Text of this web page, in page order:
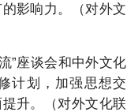
影响力。（对外文
”座谈会和中外文化
计划，加强思想交
升。（对外文化联